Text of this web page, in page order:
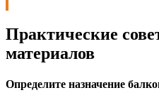
Практические
материалов
Определите назначение